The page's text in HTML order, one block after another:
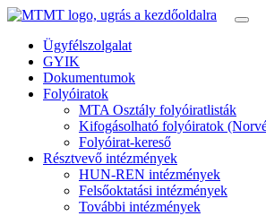
Ügyfélszolgalat
GYIK
Dokumentumok
Folyóiratok
MTA Osztály folyóiratlisták
Kifogásolható folyóiratok
Folyóirat-kereső
Résztvevő intézmények
HUN-REN intézmények
Felsőoktatási intézmények
További intézmények